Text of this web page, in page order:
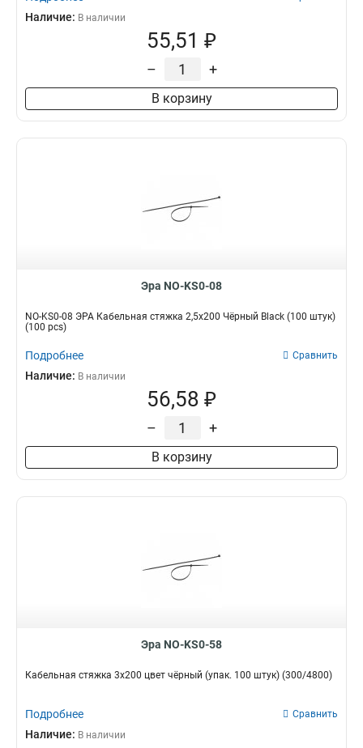
Наличие: В наличии
55,51 ₽
– +
В корзину
Эра NO-KS0-08
NO-KS0-08 ЭРА Кабельная стяжка 2,5х200 Чёрный Black (100 штук)
(100 pcs)
Подробнее Сравнить
Наличие: В наличии
56,58 ₽
– +
В корзину
Эра NO-KS0-58
Кабельная стяжка 3x200 цвет чёрный (упак. 100 штук) (300/4800)
Подробнее Сравнить
Наличие: В наличии